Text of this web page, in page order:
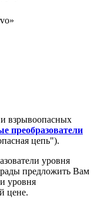
взрывоопасных
преобразователи
цепь").
уровня
предложить Вам
уровня
цене.